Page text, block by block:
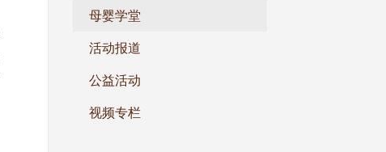
母婴学堂
活动报道
公益活动
视频专栏